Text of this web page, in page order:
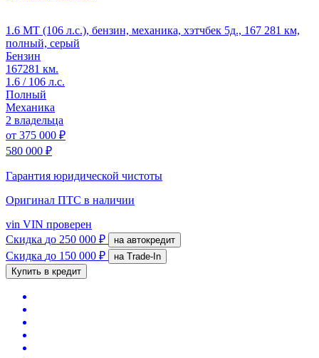
1.6 MT (106 л.с.), бензин, механика, хэтчбек 5д., 167 281 км,
полный, серый
Бензин
167281 км.
1.6 / 106 л.с.
Полный
Механика
2 владельца
от 375 000 ₽
580 000 ₽
Гарантия юридической чистоты
Оригинал ПТС в наличии
vin VIN проверен
Скидка до 250 000 ₽ на автокредит
Скидка до 150 000 ₽
на Trade-In
Купить в кредит